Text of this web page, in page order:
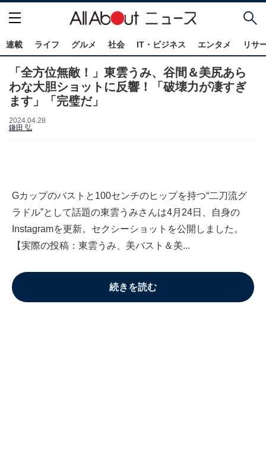
連載 ライフ グルメ 社会 IT・ビジネス エンタメ リサ
「全方位無敵！」東雲うみ、谷間＆美尻あら
わな大胆ショットに反響！「破壊力が凄すぎ
ます」「完璧だ」
2024.04.28
鎌田 弘
Gカップのバストと100センチのヒップを持つ“二刀流グ
ラドル”として話題の東雲うみさんは4月24日、自身の
Instagramを更新。セクシーショットを公開しました。
【実際の投稿：東雲うみ、美バスト＆美...
続きを読む